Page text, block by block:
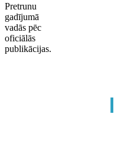
Pretrunu
gadījumā
vadās pēc
oficiālās
publikācijas.